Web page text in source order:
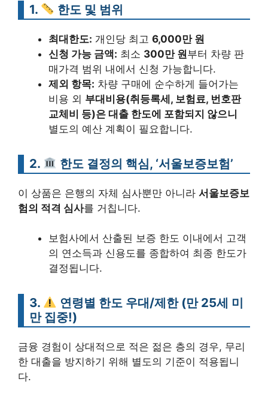
1. 한도 및 범위
최대한도: 개인당 최고 6,000만 원
신청 가능 금액: 최소 300만 원부터 차량 판
매가격 범위 내에서 신청 가능합니다.
제외 항목: 차량 구매에 순수하게 들어가는
비용 외 부대비용(취등록세, 보험료, 번호판
교체비 등)은 대출 한도에 포함되지 않으니
별도의 예산 계획이 필요합니다.
2. 한도 결정의 핵심, ‘서울보증보험’
이 상품은 은행의 자체 심사뿐만 아니라 서울보증보
험의 적격 심사를 거칩니다.
보험사에서 산출된 보증 한도 이내에서 고객
의 연소득과 신용도를 종합하여 최종 한도가
결정됩니다.
3.
연령별 한도 우대/제한 (만 25세 미
만 집중!)
금융 경험이 상대적으로 적은 젊은 층의 경우, 무리
한 대출을 방지하기 위해 별도의 기준이 적용됩니
다.